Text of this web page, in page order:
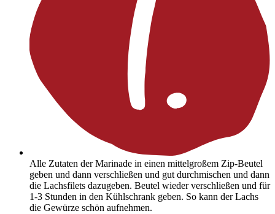
Alle Zutaten der Marinade in einen mittelgroßem Zip-Beutel
geben und dann verschließen und gut durchmischen und dann
die Lachsfilets dazugeben. Beutel wieder verschließen und für
1-3 Stunden in den Kühlschrank geben. So kann der Lachs
die Gewürze schön aufnehmen.